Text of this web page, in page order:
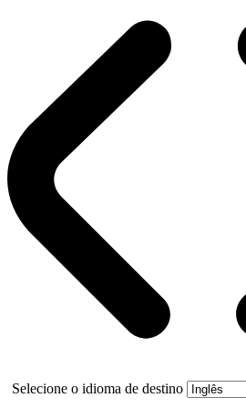
Selecione o idioma de destino